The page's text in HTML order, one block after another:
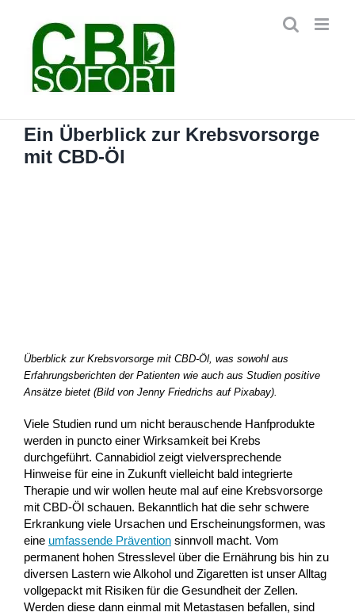
springen
Ein Überblick zur Krebsvorsorge
mit CBD-Öl
Überblick zur Krebsvorsorge mit CBD-Öl, was sowohl aus
Erfahrungsberichten der Patienten wie auch aus Studien positive
Ansätze bietet (Bild von Jenny Friedrichs auf Pixabay).
Viele Studien rund um nicht berauschende Hanfprodukte
werden in puncto einer Wirksamkeit bei Krebs
durchgeführt. Cannabidiol zeigt vielversprechende
Hinweise für eine in Zukunft vielleicht bald integrierte
Therapie und wir wollen heute mal auf eine Krebsvorsorge
mit CBD-Öl schauen. Bekanntlich hat die sehr schwere
Erkrankung viele Ursachen und Erscheinungsformen, was
eine umfassende Prävention sinnvoll macht. Vom
permanent hohen Stresslevel über die Ernährung bis hin zu
diversen Lastern wie Alkohol und Zigaretten ist unser Alltag
vollgepackt mit Risiken für die Gesundheit der Zellen.
Werden diese dann einmal mit Metastasen befallen, sind